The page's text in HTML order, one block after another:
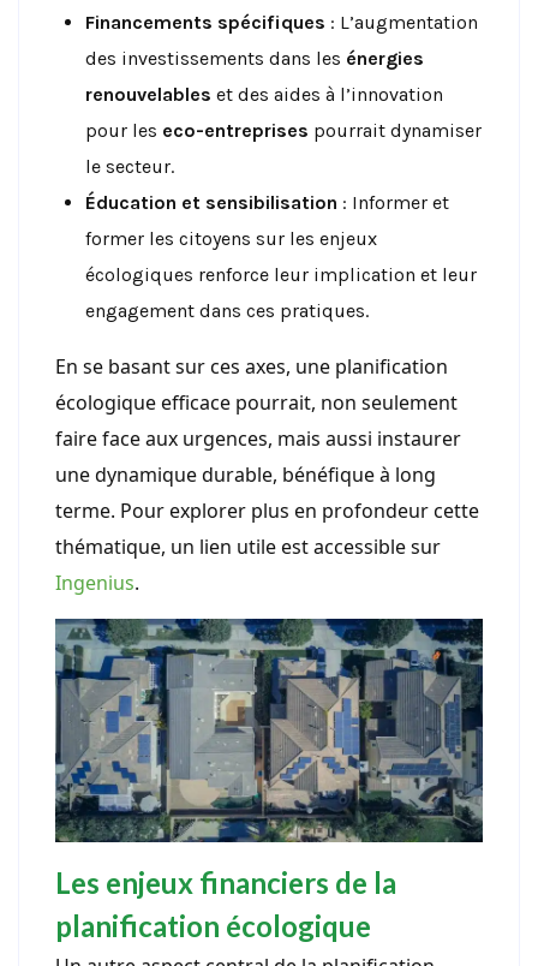
Financements spécifiques : L’augmentation
des investissements dans les énergies
renouvelables et des aides à l’innovation
pour les eco-entreprises pourrait dynamiser
le secteur.
Éducation et sensibilisation : Informer et
former les citoyens sur les enjeux
écologiques renforce leur implication et leur
engagement dans ces pratiques.
En se basant sur ces axes, une planification
écologique efficace pourrait, non seulement
faire face aux urgences, mais aussi instaurer
une dynamique durable, bénéfique à long
terme. Pour explorer plus en profondeur cette
thématique, un lien utile est accessible sur
Ingenius.
Les enjeux financiers de la
planification écologique